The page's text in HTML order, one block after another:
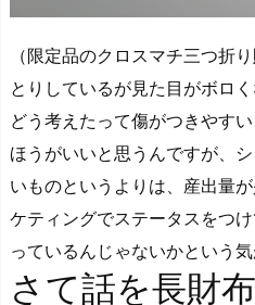
（限定品のクロスマチ三つ折
とりしているが見た目がボロく
どう考えたって傷がつきやす
ほうがいいと思うんですが 、
いものというよりは、産出量
ケティングでステータスをつ
っているんじゃないかという
さて話を長財